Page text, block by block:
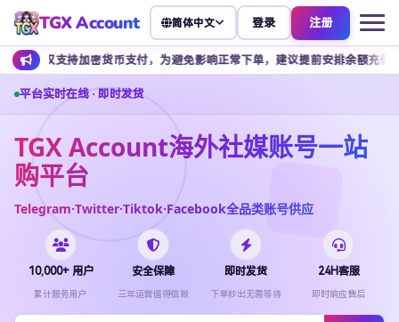
TGX Account 简体中文 登录 注册
货币支付，为避免影响正常下单，建议提前安排余额充值。 客
平台实时在线 · 即时发货
TGX Account海外社媒账号一站
购平台
Telegram·Twitter·Tiktok·Facebook全品类账号供应
10,000+ 用户
累计服务用户
安全保障
三年运营值得信赖
即时发货
下单秒出无需等待
24H客服
即时响应售后